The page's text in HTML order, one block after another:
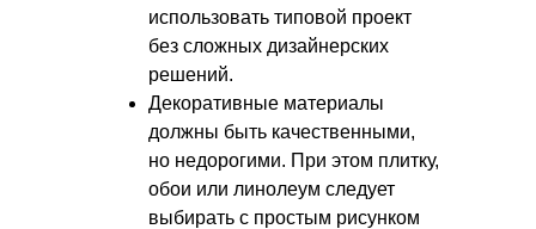
использовать типовой проект
без сложных дизайнерских
решений.
Декоративные материалы
должны быть качественными,
но недорогими. При этом плитку,
обои или линолеум следует
выбирать с простым рисунком